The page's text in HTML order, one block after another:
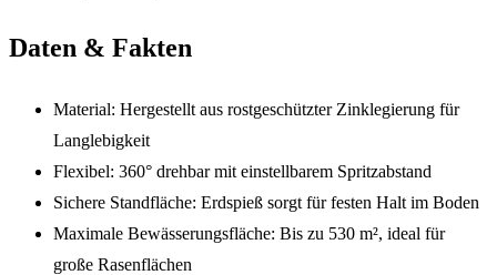
Daten & Fakten
Material: Hergestellt aus rostgeschützter Zinklegierung für
Langlebigkeit
Flexibel: 360° drehbar mit einstellbarem Spritzabstand
Sichere Standfläche: Erdspieß sorgt für festen Halt im Boden
Maximale Bewässerungsfläche: Bis zu 530 m², ideal für
große Rasenflächen